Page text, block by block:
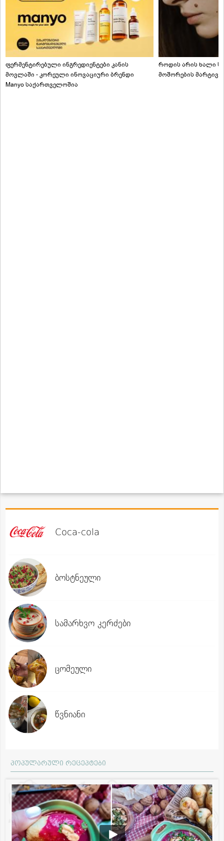
ფერმენტირებული ინგრედიენტები კანის
მოვლაში - კორეული ინოვაციური ბრენდი
Manyo საქართველოშია
როდის არის ხალი
მოშორების
Coca-cola
ბოსტნეული
სამარხვო კერძები
ცომეული
წვნიანი
პოპულარული რეცეპტები